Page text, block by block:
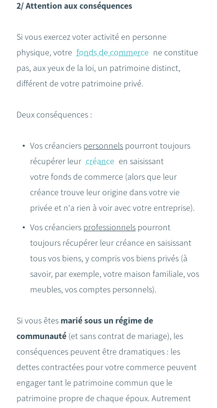
2/ Attention aux conséquences
Si vous exercez voter activité en personne
physique, votre fonds de commerce ne constitue
pas, aux yeux de la loi, un patrimoine distinct,
différent de votre patrimoine privé.
Deux conséquences :
Vos créanciers personnels pourront toujours
récupérer leur créance en saisissant
votre fonds de commerce (alors que leur
créance trouve leur origine dans votre vie
privée et n'a rien à voir avec votre entreprise).
Vos créanciers professionnels pourront
toujours récupérer leur créance en saisissant
tous vos biens, y compris vos biens privés (à
savoir, par exemple, votre maison familiale, vos
meubles, vos comptes personnels).
Si vous êtes marié sous un régime de
communauté (et sans contrat de mariage), les
conséquences peuvent être dramatiques : les
dettes contractées pour votre commerce peuvent
engager tant le patrimoine commun que le
patrimoine propre de chaque époux. Autrement